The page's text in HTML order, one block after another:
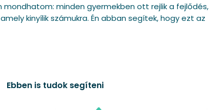
minden gyermekben ott rejlik a fejlődés,
kinyílik számukra. Én abban segítek, hogy ezt az
Ebben is tudok segíteni